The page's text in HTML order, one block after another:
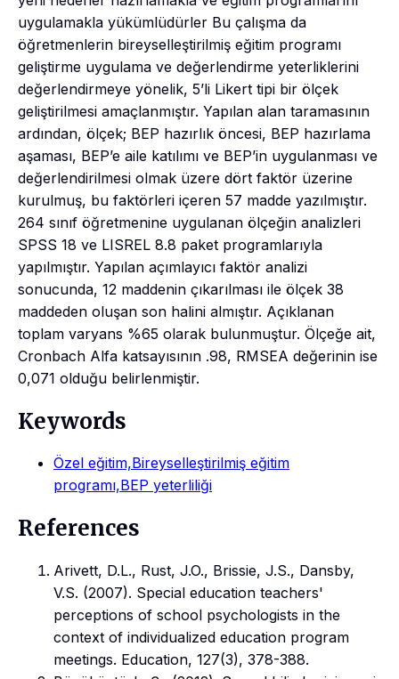
uygulamakla yükümlüdürler Bu çalışma da
öğretmenlerin bireyselleştirilmiş eğitim programı
geliştirme uygulama ve değerlendirme yeterliklerini
değerlendirmeye yönelik, 5’li Likert tipi bir ölçek
geliştirilmesi amaçlanmıştır. Yapılan alan taramasının
ardından, ölçek; BEP hazırlık öncesi, BEP hazırlama
aşaması, BEP’e aile katılımı ve BEP’in uygulanması ve
değerlendirilmesi olmak üzere dört faktör üzerine
kurulmuş, bu faktörleri içeren 57 madde yazılmıştır.
264 sınıf öğretmenine uygulanan ölçeğin analizleri
SPSS 18 ve LISREL 8.8 paket programlarıyla
yapılmıştır. Yapılan açımlayıcı faktör analizi
sonucunda, 12 maddenin çıkarılması ile ölçek 38
maddeden oluşan son halini almıştır. Açıklanan
toplam varyans %65 olarak bulunmuştur. Ölçeğe ait,
Cronbach Alfa katsayısının .98, RMSEA değerinin ise
0,071 olduğu belirlenmiştir.
Keywords
Özel eğitim,Bireyselleştirilmiş eğitim
programı,BEP yeterliliği
References
Arivett, D.L., Rust, J.O., Brissie, J.S., Dansby,
V.S. (2007). Special education teachers'
perceptions of school psychologists in the
context of individualized education program
meetings. Education, 127(3), 378-388.